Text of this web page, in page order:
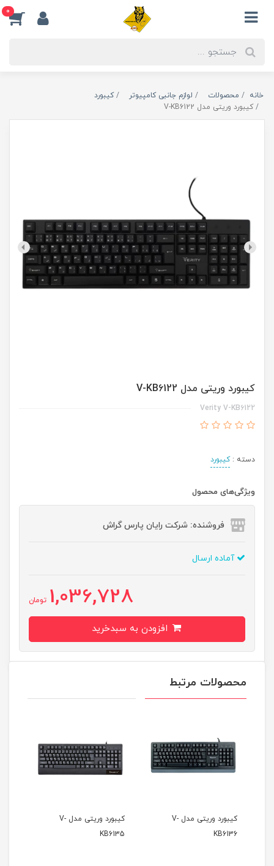
0
خانه محصولات لوازم جانبی کامپیوتر
کیبورد
کیبورد وریتی مدل V-KB6122
کیبورد وریتی مدل V-KB6122
Verity V-KB6122
دسته :کیبورد
ویژگی‌های محصول
فروشنده: شرکت رایان پارس گراش
آماده ارسال
1,036,728 تومان
محصولات مرتبط
کیبورد وریتی مدل V-
KB6136
کیبورد وریتی مدل V-
KB6135